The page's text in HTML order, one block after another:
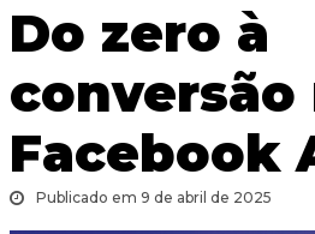
Do zero à
conversão
Facebook
Publicado em 9 de abril de 2025